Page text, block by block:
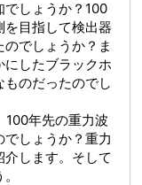
でしょうか？100
目指して検出器
でしょうか？ま
にしたブラックホ
のだったのでし
100年先の重力波
しょうか？重力
します。そして